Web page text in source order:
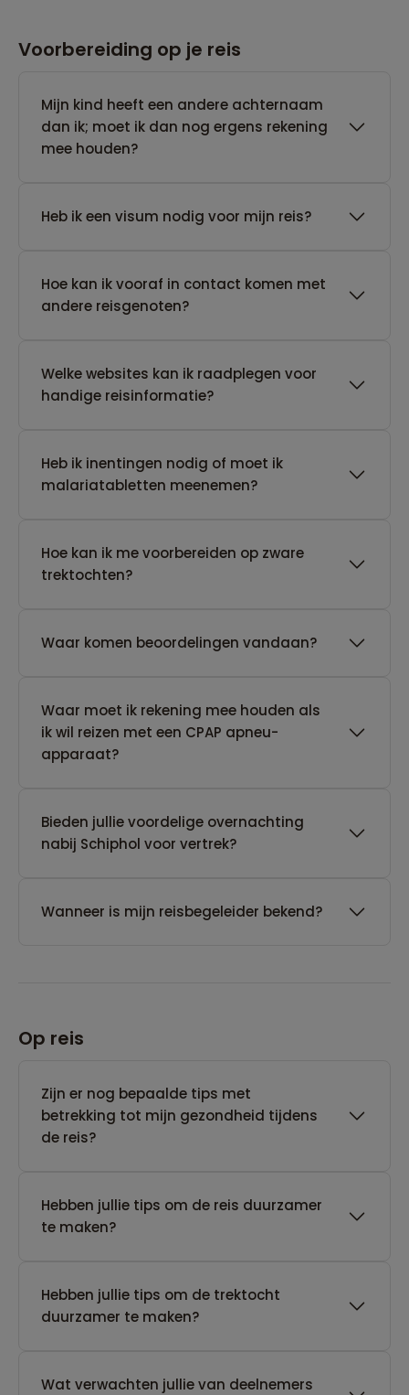
Voorbereiding op je reis
Mijn kind heeft een andere achternaam
dan ik; moet ik dan nog ergens rekening
mee houden?
Heb ik een visum nodig voor mijn reis?
Hoe kan ik vooraf in contact komen met
andere reisgenoten?
Welke websites kan ik raadplegen voor
handige reisinformatie?
Heb ik inentingen nodig of moet ik
malariatabletten meenemen?
Hoe kan ik me voorbereiden op zware
trektochten?
Waar komen beoordelingen vandaan?
Waar moet ik rekening mee houden als
ik wil reizen met een CPAP apneu-
apparaat?
Bieden jullie voordelige overnachting
nabij Schiphol voor vertrek?
Wanneer is mijn reisbegeleider bekend?
Op reis
Zijn er nog bepaalde tips met
betrekking tot mijn gezondheid tijdens
de reis?
Hebben jullie tips om de reis duurzamer
te maken?
Hebben jullie tips om de trektocht
duurzamer te maken?
Wat verwachten jullie van deelnemers